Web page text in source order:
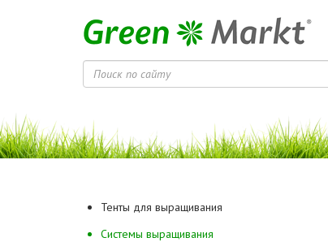
Тенты для выращивания
Системы выращивания